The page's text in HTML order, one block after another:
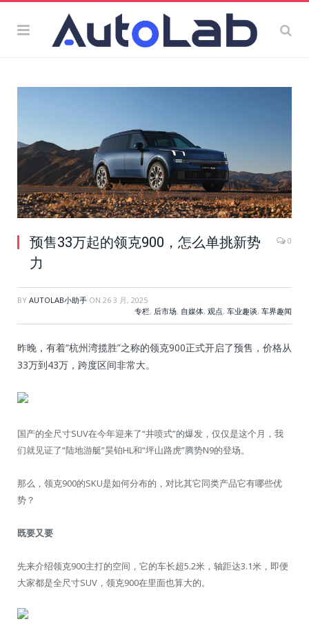
预售33万起的领克900，怎么单挑新势
力
0
BY AUTOLAB小助手 ON 26 3 月, 2025
专栏, 后市场, 自媒体, 观点, 车业趣谈, 车界趣闻
昨晚，有着“杭州湾揽胜”之称的领克900正式开启了预售，价格从
33万到43万，跨度区间非常大。
国产的全尺寸SUV在今年迎来了“井喷式”的爆发，仅仅是这个月，我
们就见证了“陆地游艇”昊铂HL和“坪山路虎”腾势N9的登场。
那么，领克900的SKU是如何分布的，对比其它同类产品它有哪些优
势？
既要又要
先来介绍领克900主打的空间，它的车长超5.2米，轴距达3.1米，即便
大家都是全尺寸SUV，领克900在里面也算大的。